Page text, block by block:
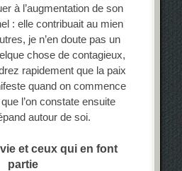
à l’augmentation de son
: elle contribuait au mien
je n’en doute pas un
chose de contagieux,
rapidement que la paix
quand on commence
l’on constate ensuite
autour de soi.
et ceux qui en font
partie